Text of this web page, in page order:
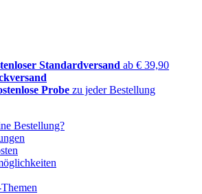
Standardversand ab € 39,90
Probe zu jeder Bestellung
Bestellung?